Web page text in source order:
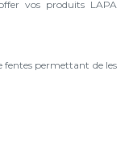
vos produits LAPA
fentes permettant de les